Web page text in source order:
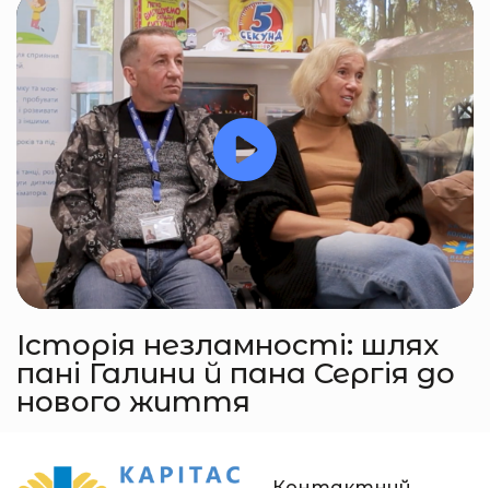
Історія незламності: шлях
пані Галини й пана Сергія до
нового життя